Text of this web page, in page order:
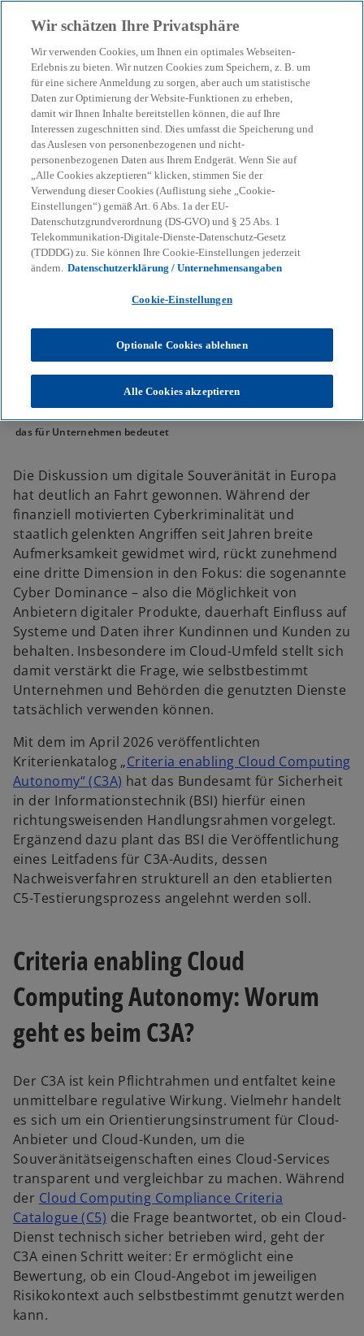
menu search
BSI C3A: Wie Cloud-
Souveränität erstmals
messbar wird – und was
das für Unternehmen
bedeutet
Handlungsrahmen für die souveräne Nutzung von
Cloud-Diensten – ergänzend zum C5.
KI & Digitale Transformation
BSI C3A: Wie Cloud-Souveränität erstmals messbar wird – und was
das für Unternehmen bedeutet
Die Diskussion um digitale Souveränität in Europa
hat deutlich an Fahrt gewonnen. Während der
finanziell motivierten Cyberkriminalität und
staatlich gelenkten Angriffen seit Jahren breite
Aufmerksamkeit gewidmet wird, rückt zunehmend
eine dritte Dimension in den Fokus: die sogenannte
Cyber Dominance – also die Möglichkeit von
Anbietern digitaler Produkte, dauerhaft Einfluss auf
Systeme und Daten ihrer Kundinnen und Kunden zu
behalten. Insbesondere im Cloud-Umfeld stellt sich
damit verstärkt die Frage, wie selbstbestimmt
Unternehmen und Behörden die genutzten Dienste
tatsächlich verwenden können.
Mit dem im April 2026 veröffentlichten
Kriterienkatalog „Criteria enabling Cloud Computing
Autonomy“ (C3A) w
i
r
d
i
n
e
e
r
n
e
u
n
e
e
r
hat das Bundesamt für Sicherheit
in der Informationstechnik (BSI) hierfür einen
richtungsweisenden Handlungsrahmen vorgelegt.
Ergänzend dazu plant das BSI die Veröffentlichung
eines Leitfadens für C3A-Audits, dessen
Nachweisverfahren strukturell an den etablierten
C5-Testierungsprozess angelehnt werden soll.
Criteria enabling Cloud
Computing Autonomy: Worum
geht es beim C3A?
Der C3A ist kein Pflichtrahmen und entfaltet keine
unmittelbare regulative Wirkung. Vielmehr handelt
es sich um ein Orientierungsinstrument für Cloud-
Anbieter und Cloud-Kunden, um die
Souveränitätseigenschaften eines Cloud-Services
transparent und vergleichbar zu machen. Während
der Cloud Computing Compliance Criteria
Catalogue (C5) w
i
r
d
i
die Frage beantwortet, ob ein Cloud-
Dienst technisch sicher betrieben wird, geht der
C3A einen Schritt weiter: Er ermöglicht eine
Bewertung, ob ein Cloud-Angebot im jeweiligen
Risikokontext auch selbstbestimmt genutzt werden
kann.
Wir schätzen Ihre Privatsphäre
Wir verwenden Cookies, um Ihnen ein optimales Webseiten-
Erlebnis zu bieten. Wir nutzen Cookies zum Speichern, z. B. um
für eine sichere Anmeldung zu sorgen, aber auch um statistische
Daten zur Optimierung der Website-Funktionen zu erheben,
damit wir Ihnen Inhalte bereitstellen können, die auf Ihre
Interessen zugeschnitten sind. Dies umfasst die Speicherung und
das Auslesen von personenbezogenen und nicht-
personenbezogenen Daten aus Ihrem Endgerät. Wenn Sie auf
„Alle Cookies akzeptieren“ klicken, stimmen Sie der
Verwendung dieser Cookies (Auflistung siehe „Cookie-
Einstellungen“) gemäß Art. 6 Abs. 1a der EU-
Datenschutzgrundverordnung (DS-GVO) und § 25 Abs. 1
Telekommunikation-Digitale-Dienste-Datenschutz-Gesetz
(TDDDG) zu. Sie können Ihre Cookie-Einstellungen jederzeit
ändern. Datenschutzerklärung / Unternehmensangaben
Cookie-Einstellungen
Optionale Cookies ablehnen
Alle Cookies akzeptieren